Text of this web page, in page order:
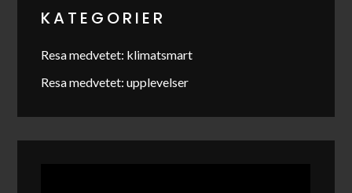
KATEGORIER
Resa medvetet: klimatsmart
Resa medvetet: upplevelser